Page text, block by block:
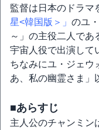
監督は日本のドラマ
星<韓国版＞」 のユ
～」の主役二人であ
宇宙人役で出演して
ちなみにユ・ジェウ
あ、私の幽霊さま」
■あらすじ
主人公のチャンミン